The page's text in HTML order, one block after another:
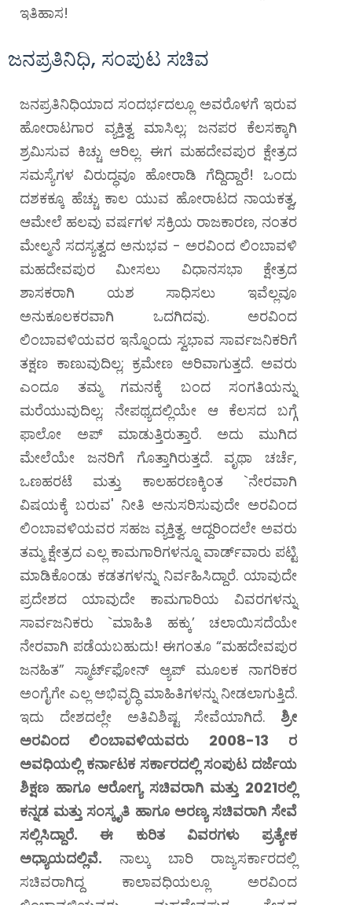
ಇತಿಹಾಸ!
ಜನಪ್ರತಿನಿಧಿ, ಸಂಪುಟ ಸಚಿವ
ಜನಪ್ರತಿನಿಧಿಯಾದ ಸಂದರ್ಭದಲ್ಲೂ ಅವರೊಳಗೆ ಇರುವ
ಹೋರಾಟಗಾರ ವ್ಯಕ್ತಿತ್ವ ಮಾಸಿಲ್ಲ; ಜನಪರ ಕೆಲಸಕ್ಕಾಗಿ
ಶ್ರಮಿಸುವ ಕಿಚ್ಚು ಆರಿಲ್ಲ. ಈಗ ಮಹದೇವಪುರ ಕ್ಷೇತ್ರದ
ಸಮಸ್ಯೆಗಳ ವಿರುದ್ಧವೂ ಹೋರಾಡಿ ಗೆದ್ದಿದ್ದಾರೆ! ಒಂದು
ದಶಕಕ್ಕೂ ಹೆಚ್ಚು ಕಾಲ ಯುವ ಹೋರಾಟದ ನಾಯಕತ್ವ,
ಆಮೇಲೆ ಹಲವು ವರ್ಷಗಳ ಸಕ್ರಿಯ ರಾಜಕಾರಣ, ನಂತರ
ಮೇಲ್ಮನೆ ಸದಸ್ಯತ್ವದ ಅನುಭವ - ಅರವಿಂದ ಲಿಂಬಾವಳಿ
ಮಹದೇವಪುರ ಮೀಸಲು ವಿಧಾನಸಭಾ ಕ್ಷೇತ್ರದ
ಶಾಸಕರಾಗಿ ಯಶ ಸಾಧಿಸಲು ಇವೆಲ್ಲವೂ
ಅನುಕೂಲಕರವಾಗಿ ಒದಗಿದವು.ಅರವಿಂದ
ಲಿಂಬಾವಳಿಯವರ ಇನ್ನೊಂದು ಸ್ವಭಾವ ಸಾರ್ವಜನಿಕರಿಗೆ
ತಕ್ಷಣ ಕಾಣುವುದಿಲ್ಲ; ಕ್ರಮೇಣ ಅರಿವಾಗುತ್ತದೆ. ಅವರು
ಎಂದೂ ತಮ್ಮ ಗಮನಕ್ಕೆ ಬಂದ ಸಂಗತಿಯನ್ನು
ಮರೆಯುವುದಿಲ್ಲ; ನೇಪಥ್ಯದಲ್ಲಿಯೇ ಆ ಕೆಲಸದ ಬಗ್ಗೆ
ಫಾಲೋ ಅಪ್ ಮಾಡುತ್ತಿರುತ್ತಾರೆ. ಅದು ಮುಗಿದ
ಮೇಲೆಯೇ ಜನರಿಗೆ ಗೊತ್ತಾಗಿರುತ್ತದೆ. ವೃಥಾ ಚರ್ಚೆ,
ಒಣಹರಟೆ ಮತ್ತು ಕಾಲಹರಣಕ್ಕಿಂತ `ನೇರವಾಗಿ
ವಿಷಯಕ್ಕೆ ಬರುವ' ನೀತಿ ಅನುಸರಿಸುವುದೇ ಅರವಿಂದ
ಲಿಂಬಾವಳಿಯವರ ಸಹಜ ವ್ಯಕ್ತಿತ್ವ. ಆದ್ದರಿಂದಲೇ ಅವರು
ತಮ್ಮ ಕ್ಷೇತ್ರದ ಎಲ್ಲ ಕಾಮಗಾರಿಗಳನ್ನೂ ವಾರ್ಡ್‌ವಾರು ಪಟ್ಟಿ
ಮಾಡಿಕೊಂಡು ಕಡತಗಳನ್ನು ನಿರ್ವಹಿಸಿದ್ದಾರೆ. ಯಾವುದೇ
ಪ್ರದೇಶದ ಯಾವುದೇ ಕಾಮಗಾರಿಯ ವಿವರಗಳನ್ನು
ಸಾರ್ವಜನಿಕರು `ಮಾಹಿತಿ ಹಕ್ಕು’ ಚಲಾಯಿಸದೆಯೇ
ನೇರವಾಗಿ ಪಡೆಯಬಹುದು! ಈಗಂತೂ “ಮಹದೇವಪುರ
ಜನಹಿತ” ಸ್ಮಾರ್ಟ್‌ಫೋನ್ ಆ್ಯಪ್ ಮೂಲಕ ನಾಗರಿಕರ
ಅಂಗೈಗೇ ಎಲ್ಲ ಅಭಿವೃದ್ಧಿ ಮಾಹಿತಿಗಳನ್ನು ನೀಡಲಾಗುತ್ತಿದೆ.
ಇದು ದೇಶದಲ್ಲೇ ಅತಿವಿಶಿಷ್ಟ ಸೇವೆಯಾಗಿದೆ.
ಶ್ರೀ
ಅರವಿಂದ ಲಿಂಬಾವಳಿಯವರು 2008-13 ರ
ಅವಧಿಯಲ್ಲಿ ಕರ್ನಾಟಕ ಸರ್ಕಾರದಲ್ಲಿ ಸಂಪುಟ ದರ್ಜೆಯ
ಶಿಕ್ಷಣ ಹಾಗೂ ಆರೋಗ್ಯ ಸಚಿವರಾಗಿ ಮತ್ತು 2021ರಲ್ಲಿ
ಕನ್ನಡ ಮತ್ತು ಸಂಸ್ಕೃತಿ ಹಾಗೂ ಅರಣ್ಯ ಸಚಿವರಾಗಿ ಸೇವೆ
ಸಲ್ಲಿಸಿದ್ದಾರೆ. ಈ ಕುರಿತ ವಿವರಗಳು ಪ್ರತ್ಯೇಕ
ಅಧ್ಯಾಯದಲ್ಲಿವೆ. ನಾಲ್ಕು ಬಾರಿ ರಾಜ್ಯಸರ್ಕಾರದಲ್ಲಿ
ಸಚಿವರಾಗಿದ್ದ ಕಾಲಾವಧಿಯಲ್ಲೂ ಅರವಿಂದ